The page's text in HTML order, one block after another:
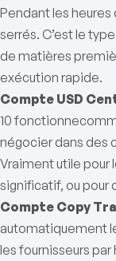
Pendant les
serrés. C’est le
de matières
exécution rapide.
Compte USD
10
négocier dans des
Vraiment utile pour
significatif, ou pour
Compte Copy
automatiquement
les fournisseurs